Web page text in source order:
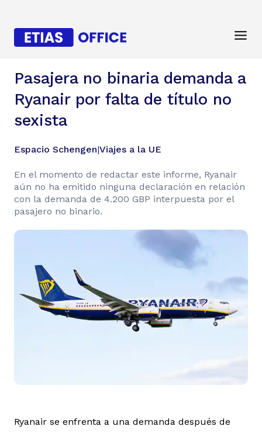
Pasajera no binaria demanda a
Ryanair por falta de título no
sexista
Espacio Schengen|Viajes a la UE
En el momento de redactar este informe, Ryanair
aún no ha emitido ninguna declaración en relación
con la demanda de 4.200 GBP interpuesta por el
pasajero no binario.
Ryanair se enfrenta a una demanda después de